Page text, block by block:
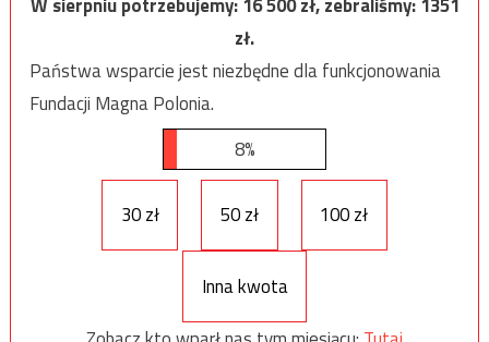
zł.
Państwa wsparcie jest niezbędne dla funkcjonowania
Fundacji Magna Polonia.
8%
30 zł 50 zł 100 zł
Inna kwota